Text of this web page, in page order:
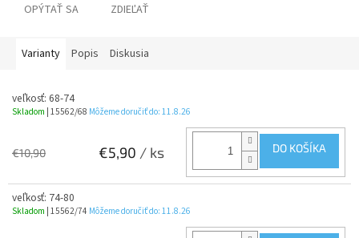
OPÝTAŤ SA ZDIEĽAŤ
Varianty Popis Diskusia
veľkosť: 68-74
Skladom | 15562/68 Môžeme doručiť do: 11.8.26
€10,90 €5,90 / ks DO KOŠÍKA
veľkosť: 74-80
Skladom | 15562/74 Môžeme doručiť do: 11.8.26